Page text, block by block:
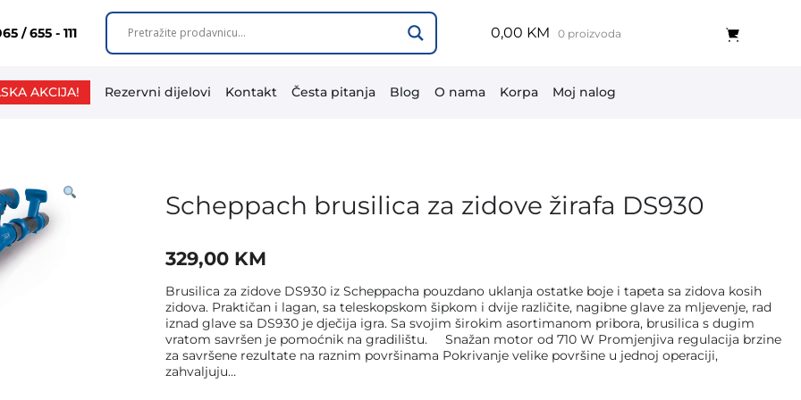
/ 655 - 111 0,00 KM 0 proizvoda
AKCIJA! Rezervni dijelovi Kontakt Česta pitanja Blog O nama Korpa Moj nalog
Scheppach brusilica za zidove žirafa DS930
329,00 KM
Brusilica za zidove DS930 iz Scheppacha pouzdano uklanja ostatke boje i tapeta sa zidova kosih
zidova. Praktičan i lagan, sa teleskopskom šipkom i dvije različite, nagibne glave za mljevenje, rad
iznad glave sa DS930 je dječija igra. Sa svojim širokim asortimanom pribora, brusilica s dugim
vratom savršen je pomoćnik na gradilištu. Snažan motor od 710 W Promjenjiva regulacija brzine
za savršene rezultate na raznim površinama Pokrivanje velike površine u jednoj operaciji,
zahvaljuju…